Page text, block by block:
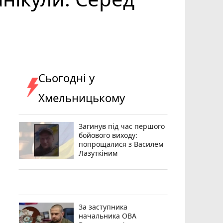
Сьогодні у
Хмельницькому
Загинув під час першого
бойового виходу:
попрощалися з Василем
Лазуткіним
За заступника
начальника ОВА